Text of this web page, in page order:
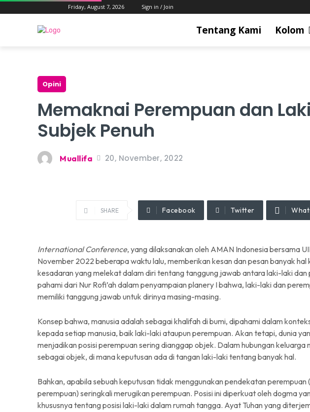
Friday, August 7, 2026 Sign in / Join
Tentang Kami Kolom
Opini
Memaknai Perempuan dan
Subjek Penuh
Muallifa 20, November, 2022
SHARE Facebook Twitter
International Conference, yang dilaksanakan oleh AMAN Indonesia bersama
November 2022 beberapa waktu lalu, memberikan kesan dan pesan banyak
kesadaran yang melekat dalam diri tentang tanggung jawab antara laki-laki dan
pahami dari Nur Rofi’ah dalam penyampaian planery I bahwa, laki-laki dan
memiliki tanggung jawab untuk dirinya masing-masing.
Konsep bahwa, manusia adalah sebagai khalifah di bumi, dipahami dalam
kepada setiap manusia, baik laki-laki ataupun perempuan. Akan tetapi, dunia
menjadikan posisi perempuan sering dianggap objek. Dalam hubungan keluarga
sebagai objek, di mana keputusan ada di tangan laki-laki tentang banyak hal.
Bahkan, apabila sebuah keputusan tidak menggunakan pendekatan
perempuan) seringkali merugikan perempuan. Posisi ini diperkuat oleh dogma
khususnya tentang posisi laki-laki dalam rumah tangga. Ayat Tuhan yang